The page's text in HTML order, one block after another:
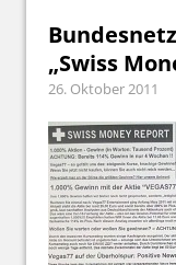
„Swiss
26. Oktober 2011